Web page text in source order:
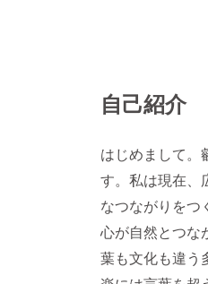
自己紹介
はじめまして。
す。私は現在、
なつながりをつ
心が自然とつな
葉も文化も違う